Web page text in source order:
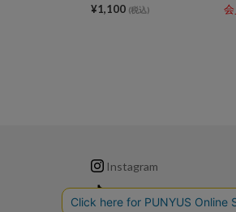
¥1,100 (税込)
Instagram
TikTok